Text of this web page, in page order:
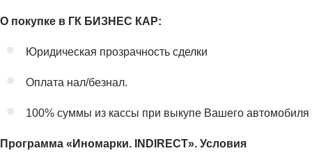
О покупке в ГК БИЗНЕС КАР:
Юридическая прозрачность сделки
Оплата нал/безнал.
100% суммы из кассы при выкупе Вашего автомобиля
Программа «Иномарки. INDIRECT». Условия